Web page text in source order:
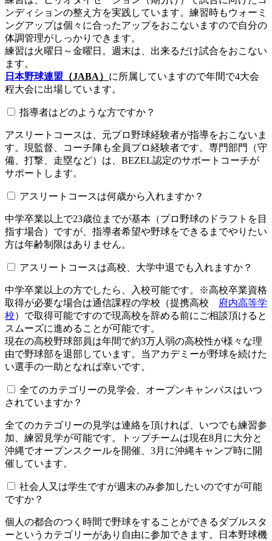
ンディションの整え方を実践しています。練習時もウォーミ
ングアップは個々に合ったアップをおこないますので自分の
体調管理がしっかりできます。
練習は火曜日～金曜日。週末は、出来るだけ試合をおこない
ます。
日本野球連盟 （JABA） に所属していますので年間で4大会
程大会に出場しています。
指導者はどのような方ですか？
アスリートコースは、元プロ野球経験者が指導をおこないま
す。現監督、コーチ陣も全員プロ経験者です。専門部門（守
備、打撃、走塁など）は、BEZEL認定のサポートコーチが
サポートします。
アスリートコースは何歳から入れますか？
中学卒業以上で23歳位までが基本（プロ野球のドラフトを目
指す場合）ですが、指導者希望や野球をできるまでやりたい
方は年齢制限はありません。
アスリートコースは高校、大学中退でも入れますか？
中学卒業以上の方でしたら、入校可能です。※高校卒業資格
取得が必要な場合は通信課程の学校（提携高校
府内高等学
校）で取得可能ですので現高校を辞める前にご相談頂けると
スムーズに進めることが可能です。
現在の高校野球部員は年間で約3万人弱の高校性が様々な理
由で野球部を退部しています。当アカデミーが野球を続けた
い選手の一助となれば幸いです。
全てのカテゴリーの見学会、オープンキャンパスはいつ
されていますか？​​​​​
全てのカテゴリーの見学は連絡を頂ければ、いつでも練習参
加、練習見学が可能です。トップチームは現在8月に大分と
沖縄でオープンスクールを開催、3月に沖縄キャンプ時に開
催しています。
社会人又は学生ですが週末のみ参加したいのですが可能
ですか？
個人の都合のつく時間で野球をすることができるダブルスタ
ーというカテゴリーがあり自由に参加できます。日本野球機